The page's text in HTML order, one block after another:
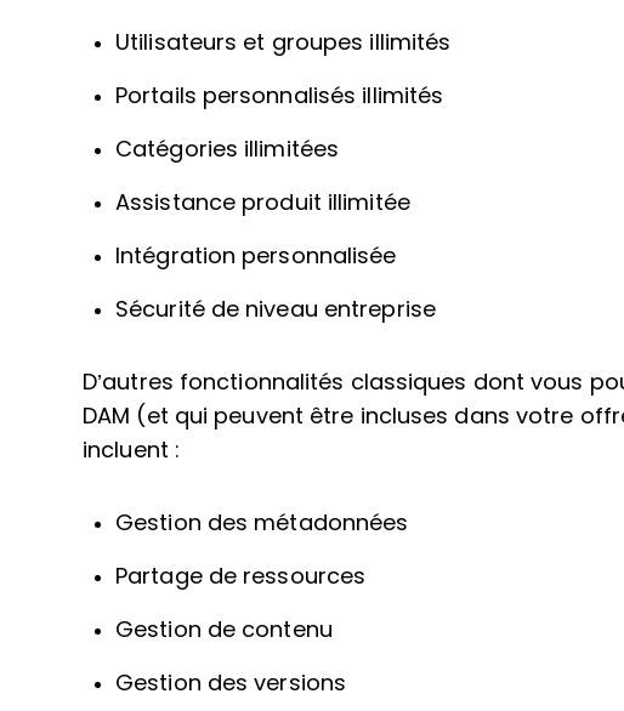
Utilisateurs et groupes illimités
Portails personnalisés illimités
Catégories illimitées
Assistance produit illimitée
Intégration personnalisée
Sécurité de niveau entreprise
D’autres fonctionnalités classiques dont vous
DAM (et qui peuvent être incluses dans votre
incluent :
Gestion des métadonnées
Partage de ressources
Gestion de contenu
Gestion des versions